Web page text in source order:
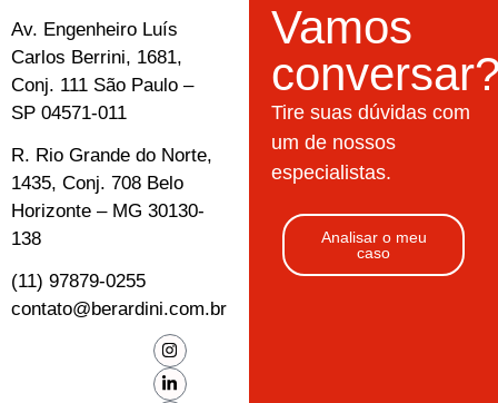
Av. Engenheiro Luís
Carlos Berrini, 1681,
Conj. 111 São Paulo –
SP 04571-011
R. Rio Grande do Norte,
1435, Conj. 708 Belo
Horizonte – MG 30130-
138
(11) 97879-0255
contato@berardini.com.br
Vamos
Tire suas dúvidas com
um de nossos
especialistas.
Analisar o meu
caso